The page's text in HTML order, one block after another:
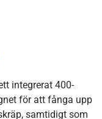
integrerat 400-
för att fånga upp
samtidigt som